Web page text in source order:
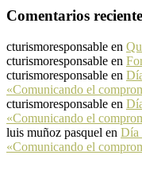
Comentarios
cturismoresponsable en
cturismoresponsable en
cturismoresponsable en
«Comunicando el
cturismoresponsable en
«Comunicando el
luis muñoz pasquel en Día
«Comunicando el